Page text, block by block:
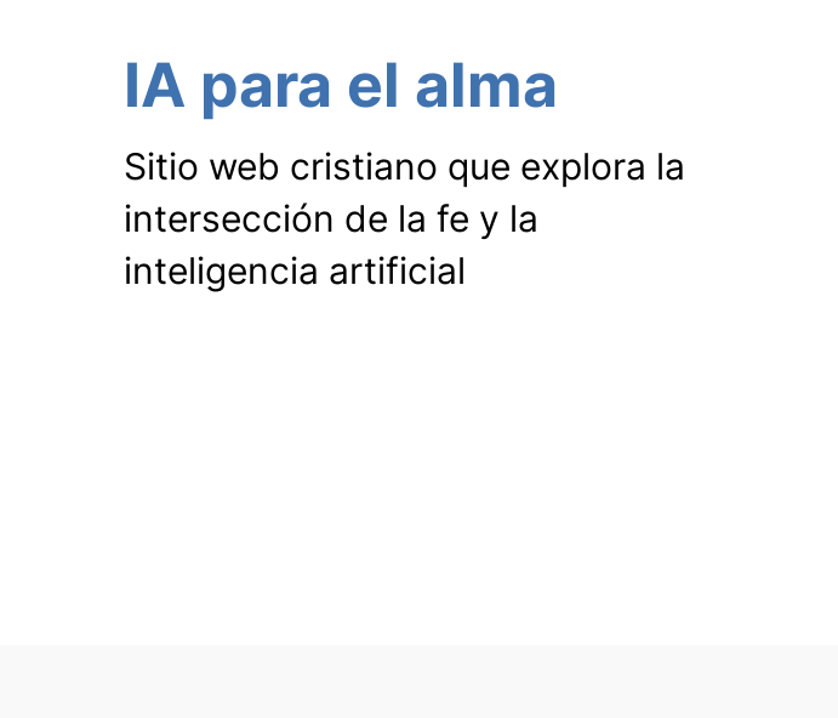
IA para el alma
Sitio web cristiano que explora la
intersección de la fe y la
inteligencia artificial